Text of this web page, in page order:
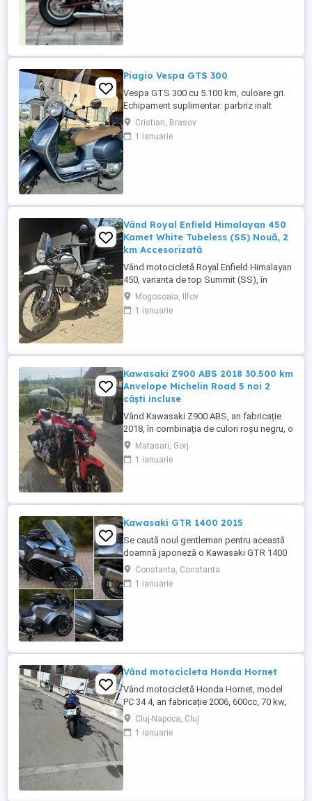
Piagio Vespa GTS 300
Vespa GTS 300 cu 5.100 km, culoare gri.
Echipament suplimentar: parbriz inalt
Faco (montat 2026), geanta portbagaj
Classic; prelungitor scarite pasager;
suspensie fata Bitubo si frane fata spate
Cristian, Brasov
1 ianuarie
Vând Royal Enfield Himalayan 450
Kamet White Tubeless (SS) Nouă, 2
km Accesorizată
Vând motocicletă Royal Enfield Himalayan
450, varianta de top Summit (SS), în
culoarea Kamet White, dotată din fabrică
cu jante Tubeless. Motocicleta este
practic nouă, neutilizată (2 km). A fost
2025. Se află în stare absolut ...
Mogosoaia, Ilfov
1 ianuarie
Kawasaki Z900 ABS 2018 30.500 km
Anvelope Michelin Road 5 noi 2
căști incluse
Vând Kawasaki Z900 ABS, an fabricație
2018, în combinația de culori roșu negru, o
configurație foarte frumoasă și mai rar
întâlnită. Motocicleta are aproximativ
30.500 km și se prezintă foarte bine. Este
efectuat recent, ...
Matasari, Gorj
1 ianuarie
Kawasaki GTR 1400 2015
Se caută noul gentleman pentru această
doamnă japoneză o Kawasaki GTR 1400
care încă întoarce priviri și iubește
kilometrii. A fost răsfățată, întreținută la
timp și tratată cu respect. O dau doar
Constanta, Constanta
1 ianuarie
Vând motocicleta Honda Hornet
Vând motocicletă Honda Hornet, model
PC 34 4, an fabricație 2006, 600cc, 70 kw,
98 cp, inspecție tehnică valabilă până în
august 2027 . Preț 1900 euro
Cluj-Napoca, Cluj
1 ianuarie